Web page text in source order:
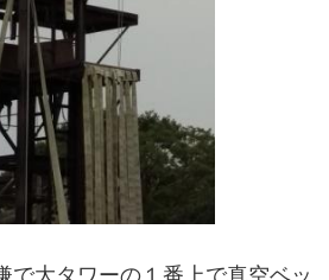
で大タワーの１番上で真空ベッ